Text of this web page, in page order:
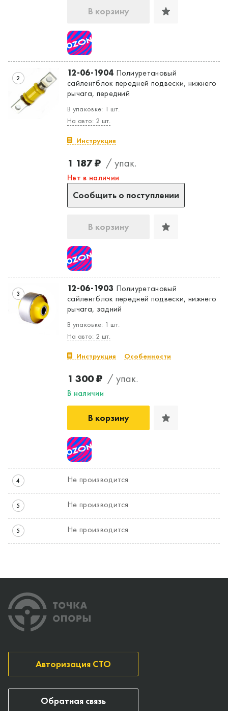
Нет, выбрать другой
В корзину
2 12-06-1904 Полиуретановый
сайлентблок передней подвески, нижнего
рычага, передний
В упаковке: 1 шт.
На авто: 2 шт.
Инструкция
1 187 ₽ / упак.
Нет в наличии
Сообщить о поступлении
В корзину
3 12-06-1903 Полиуретановый
сайлентблок передней подвески, нижнего
рычага, задний
В упаковке: 1 шт.
На авто: 2 шт.
Инструкция Особенности
1 300 ₽ / упак.
В наличии
В корзину
4 Не производится
5 Не производится
5 Не производится
Авторизация СТО
Обратная связь